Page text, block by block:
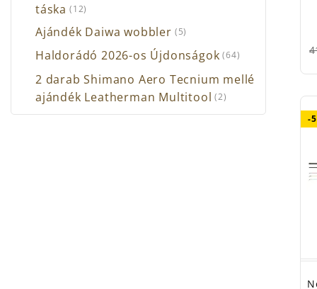
táska (12)
Ajándék Daiwa wobbler (5)
Haldorádó 2026-os Újdonságok (64)
2 darab Shimano Aero Tecnium mellé
ajándék Leatherman Multitool (2)
-